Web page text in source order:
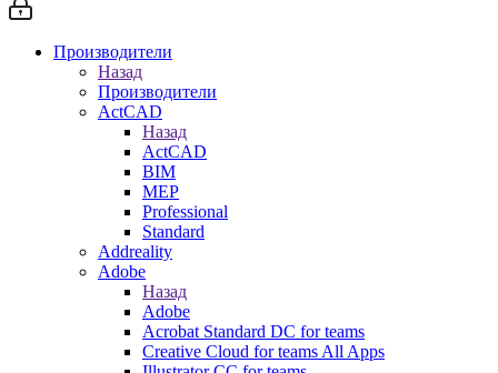
Производители
Назад
Производители
ActCAD
Назад
ActCAD
BIM
MEP
Professional
Standard
Addreality
Adobe
Назад
Adobe
Acrobat Standard DC for teams
Creative Cloud for teams All Apps